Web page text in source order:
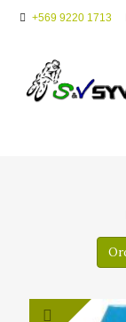
+569 9220 1713